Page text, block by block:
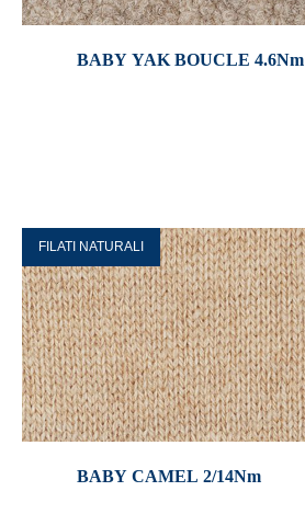
BABY YAK BOUCLE 4.6Nm
FILATI NATURALI
BABY CAMEL 2/14Nm